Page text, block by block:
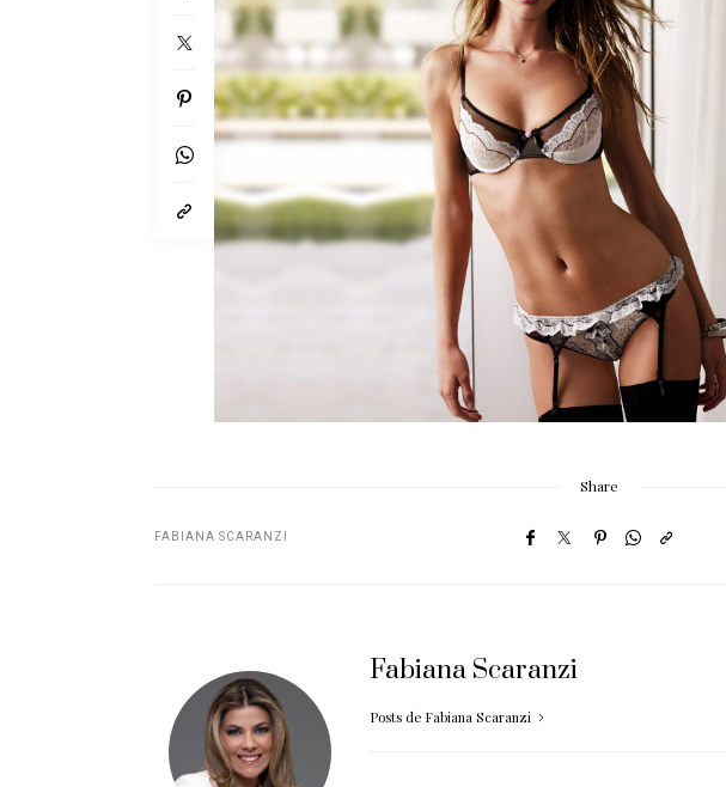
Share
FABIANA SCARANZI
Fabiana Scaranzi
Posts de Fabiana Scaranzi